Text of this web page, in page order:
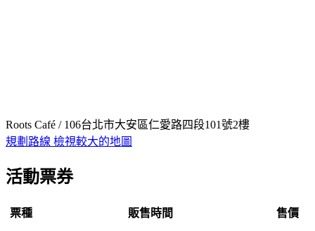
Roots Café / 106台北市大安區仁愛路四段101號2樓
規劃路線 檢視較大的地圖
活動票券
票種 販售時間 售價